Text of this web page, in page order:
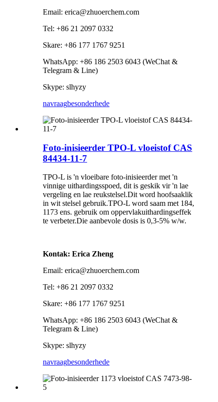
Email: erica@zhuoerchem.com
Tel: +86 21 2097 0332
Skare: +86 177 1767 9251
WhatsApp: +86 186 2503 6043 (WeChat &
Telegram & Line)
Skype: slhyzy
navraagbesonderhede
Foto-inisieerder TPO-L vloeistof CAS
84434-11-7
TPO-L is 'n vloeibare foto-inisieerder met 'n
vinnige uithardingsspoed, dit is geskik vir 'n lae
vergeling en lae reukstelsel.Dit word hoofsaaklik
in wit stelsel gebruik.TPO-L word saam met 184,
1173 ens. gebruik om oppervlakuithardingseffek
te verbeter.Die aanbevole dosis is 0,3-5% w/w.
Kontak: Erica Zheng
Email: erica@zhuoerchem.com
Tel: +86 21 2097 0332
Skare: +86 177 1767 9251
WhatsApp: +86 186 2503 6043 (WeChat &
Telegram & Line)
Skype: slhyzy
navraagbesonderhede